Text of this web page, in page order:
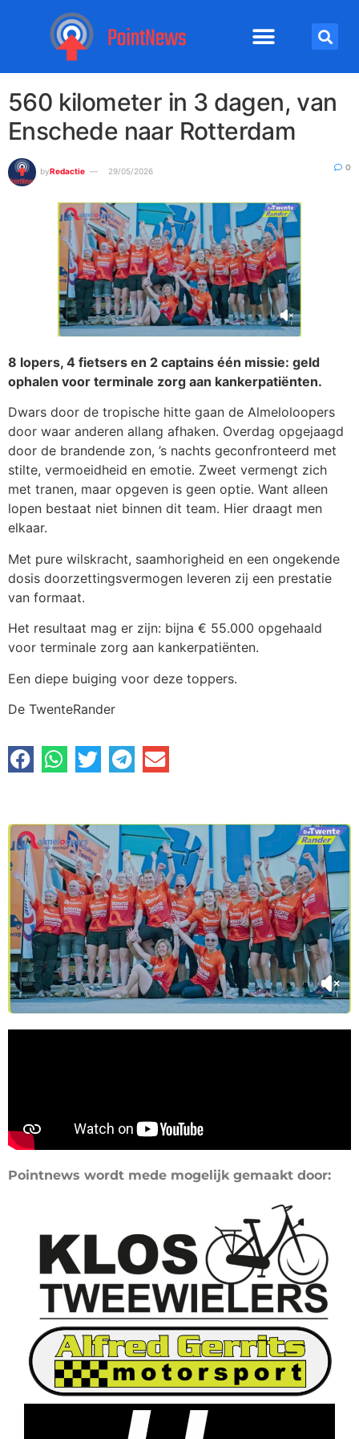
560 kilometer in 3 dagen, van
Enschede naar Rotterdam
byRedactie 29/05/2026 0
8 lopers, 4 fietsers en 2 captains één missie: geld
ophalen voor terminale zorg aan kankerpatiënten.
Dwars door de tropische hitte gaan de Almeloloopers
door waar anderen allang afhaken. Overdag opgejaagd
door de brandende zon, ’s nachts geconfronteerd met
stilte, vermoeidheid en emotie. Zweet vermengt zich
met tranen, maar opgeven is geen optie. Want alleen
lopen bestaat niet binnen dit team. Hier draagt men
elkaar.
Met pure wilskracht, saamhorigheid en een ongekende
dosis doorzettingsvermogen leveren zij een prestatie
van formaat.
Het resultaat mag er zijn: bijna € 55.000 opgehaald
voor terminale zorg aan kankerpatiënten.
Een diepe buiging voor deze toppers.
De TwenteRander
Pointnews wordt mede mogelijk gemaakt door: